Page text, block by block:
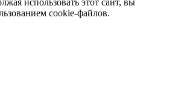
использовать этот сайт, вы
cookie-файлов.